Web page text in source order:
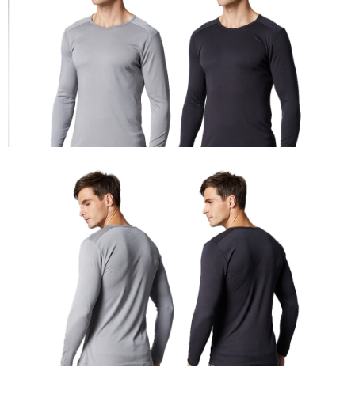
１．透過由恩沛科技股份有限公司提供之「AFTEE先享後付」服務完成之交
易，需依本服務之必要範圍內提供個人資料，並將交易相關給付款項請求債
權轉讓予恩沛科技股份有限公司。
２．關於個人資料處理事宜，請瀏覽以下網址：
https://aftee.tw/terms/#terms3
３．未成年的使用者請事先徵得法定代理人或監護人之同意方可使用
「AFTEE先享後付」，若未經同意申辦者引起之損失，本公司不負相關責
４．使用「AFTEE先享後付」時，將依據個別帳號之用戶狀況，依本公司即
時審查核予不同之上限額度；若仍有額度不足之情形，本公司將視審查結果
５．嚴禁一人註冊多個帳號或使用他人資訊註冊。若發現惡意使用之情形，
恩沛科技股份有限公司將有權停止該用戶之使用額度並採取法律行動。
每筆NT$100，滿NT$899(含以上)免運費